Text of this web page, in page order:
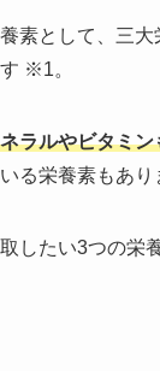
素として、三
※1。
ラルやビタミ
る栄養素もあり
したい3つの栄